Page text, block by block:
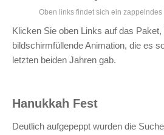
Oben links findet sich ein
Klicken Sie oben Links auf das Paket,
bildschirmfüllende Animation, die es
letzten beiden Jahren gab.
Hanukkah Fest
Deutlich aufgepeppt wurden die